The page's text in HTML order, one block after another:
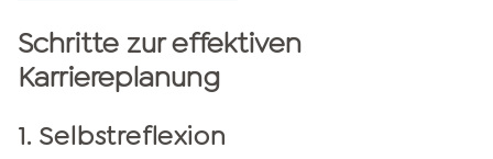
Schritte zur effektiven
Karriereplanung
1. Selbstreflexion